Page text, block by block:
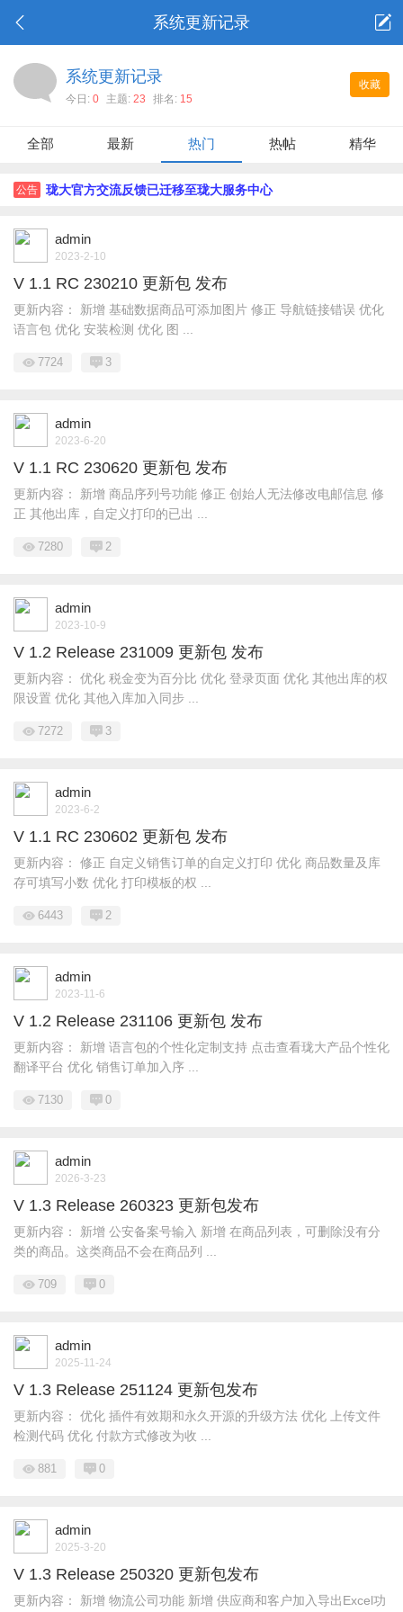
系统更新记录
收藏
系统更新记录
今日: 0 主题: 23 排名: 15
全部 最新 热门 热帖 精华
公告 珑大官方交流反馈已迁移至珑大服务中心
admin
2023-2-10
V 1.1 RC 230210 更新包 发布
更新内容： 新增 基础数据商品可添加图片 修正 导航链接错误 优化
语言包 优化 安装检测 优化 图 ...
7724 3
admin
2023-6-20
V 1.1 RC 230620 更新包 发布
更新内容： 新增 商品序列号功能 修正 创始人无法修改电邮信息 修
正 其他出库，自定义打印的已出 ...
7280 2
admin
2023-10-9
V 1.2 Release 231009 更新包 发布
更新内容： 优化 税金变为百分比 优化 登录页面 优化 其他出库的权
限设置 优化 其他入库加入同步 ...
7272 3
admin
2023-6-2
V 1.1 RC 230602 更新包 发布
更新内容： 修正 自定义销售订单的自定义打印 优化 商品数量及库
存可填写小数 优化 打印模板的权 ...
6443 2
admin
2023-11-6
V 1.2 Release 231106 更新包 发布
更新内容： 新增 语言包的个性化定制支持 点击查看珑大产品个性化
翻译平台 优化 销售订单加入序 ...
7130 0
admin
2026-3-23
V 1.3 Release 260323 更新包发布
更新内容： 新增 公安备案号输入 新增 在商品列表，可删除没有分
类的商品。这类商品不会在商品列 ...
709 0
admin
2025-11-24
V 1.3 Release 251124 更新包发布
更新内容： 优化 插件有效期和永久开源的升级方法 优化 上传文件
检测代码 优化 付款方式修改为收 ...
881 0
admin
2025-3-20
V 1.3 Release 250320 更新包发布
更新内容： 新增 物流公司功能 新增 供应商和客户加入导出Excel功